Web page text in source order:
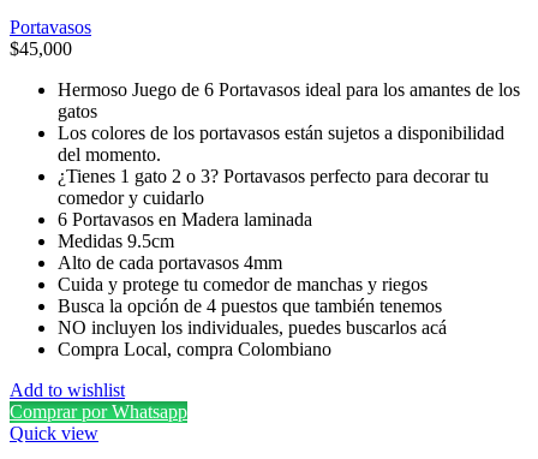
Portavasos
$45,000
Hermoso Juego de 6 Portavasos ideal para los amantes de los
gatos
Los colores de los portavasos están sujetos a disponibilidad
del momento.
¿Tienes 1 gato 2 o 3? Portavasos perfecto para decorar tu
comedor y cuidarlo
6 Portavasos en Madera laminada
Medidas 9.5cm
Alto de cada portavasos 4mm
Cuida y protege tu comedor de manchas y riegos
Busca la opción de 4 puestos que también tenemos
NO incluyen los individuales, puedes buscarlos acá
Compra Local, compra Colombiano
Add to wishlist
Comprar por Whatsapp
Quick view